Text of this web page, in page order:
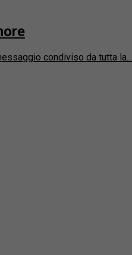
condiviso da tutta la...